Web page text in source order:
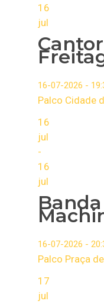
16
jul
16-07-2026 -
Palco Cidade
16
jul
-
16
jul
16-07-2026 -
Palco Praça
17
jul